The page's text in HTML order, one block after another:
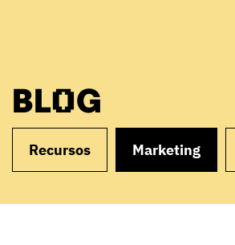
BLOG
Recursos Marketing